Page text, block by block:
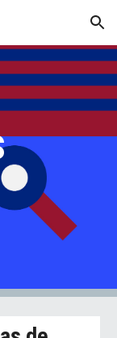
Skip to navigation